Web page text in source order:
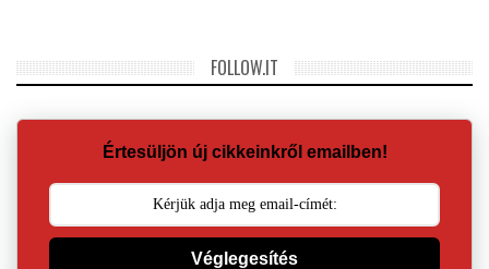
FOLLOW.IT
Értesüljön új cikkeinkről emailben!
Véglegesítés